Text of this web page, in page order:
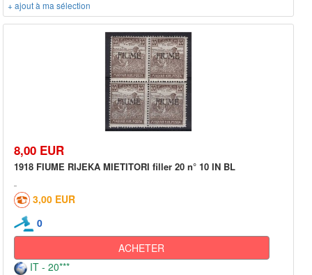
+ ajout à ma sélection
8,00 EUR
1918 FIUME RIJEKA MIETITORI filler 20 n° 10 IN BL
3,00 EUR
0
ACHETER
IT - 20***